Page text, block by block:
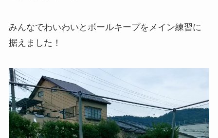
みんなでわいわいとボールキープをメイン練習に
据えました！